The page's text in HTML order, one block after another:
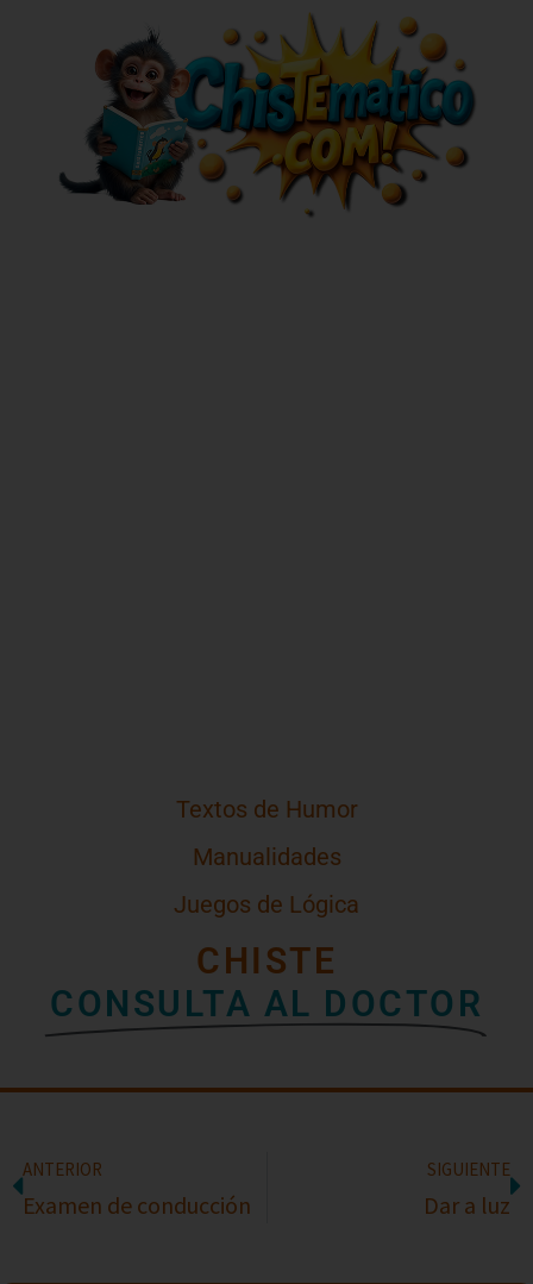
Textos de Humor
Manualidades
Juegos de Lógica
CHISTE
CONSULTA AL DOCTOR
ANTERIOR
Examen de conducción
SIGUIENTE
Dar a luz